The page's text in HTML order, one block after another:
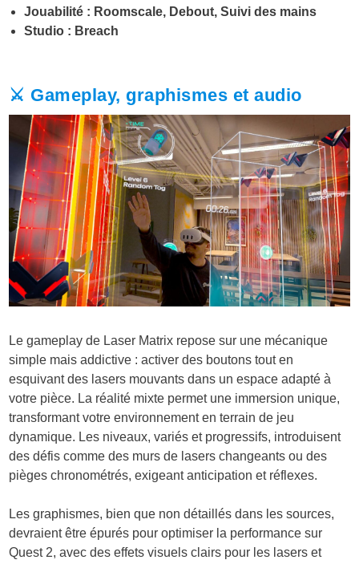
Jouabilité : Roomscale, Debout, Suivi des mains
Studio : Breach
⚔️ Gameplay, graphismes et audio
Le gameplay de Laser Matrix repose sur une mécanique
simple mais addictive : activer des boutons tout en
esquivant des lasers mouvants dans un espace adapté à
votre pièce. La réalité mixte permet une immersion unique,
transformant votre environnement en terrain de jeu
dynamique. Les niveaux, variés et progressifs, introduisent
des défis comme des murs de lasers changeants ou des
pièges chronométrés, exigeant anticipation et réflexes.
Les graphismes, bien que non détaillés dans les sources,
devraient être épurés pour optimiser la performance sur
Quest 2, avec des effets visuels clairs pour les lasers et